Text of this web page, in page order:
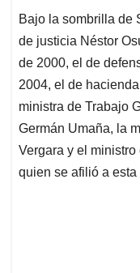
Bajo la sombrilla de
de justicia Néstor
de 2000, el de
2004, el de
ministra de Trabajo
Germán Umaña, la
Vergara y el
quien se afilió a